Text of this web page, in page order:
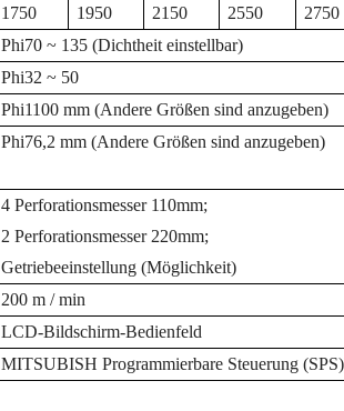
1750 1950 2150 2550 2750
Phi70 ~ 135 (Dichtheit einstellbar)
Phi32 ~ 50
Phi1100 mm (Andere Größen sind anzugeben)
Phi76,2 mm (Andere Größen sind anzugeben)
4 Perforationsmesser 110mm;
2 Perforationsmesser 220mm;
Getriebeeinstellung (Möglichkeit)
200 m / min
LCD-Bildschirm-Bedienfeld
MITSUBISH Programmierbare Steuerung (SPS)